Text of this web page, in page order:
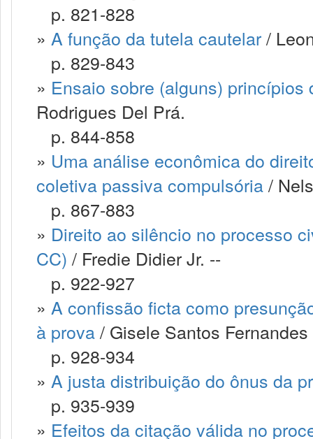
p. 821-828
» A função da tutela cautelar/
p. 829-843
» Ensaio sobre (alguns) princípios
Rodrigues Del Prá.
p. 844-858
» Uma análise econômica do
coletiva passiva compulsória/
p. 867-883
» Direito ao silêncio no processo
CC) / Fredie Didier Jr. --
p. 922-927
» A confissão ficta como
à prova/ Gisele Santos
p. 928-934
» A justa distribuição do ônus da
p. 935-939
» Efeitos da citação válida no